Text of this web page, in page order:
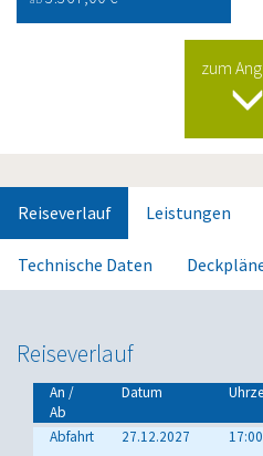
zum
Reiseverlauf Leistungen
Technische Daten
Reiseverlauf
An /
Ab
Datum
Abfahrt 27.12.2027 17:00